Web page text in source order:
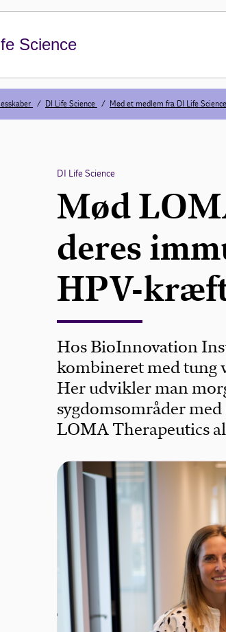
Science
DI Life Science Mød et medlem fra DI Life Science
DI Life Science
Mød
deres
HPV-
Hos BioInnovation
kombineret med tung
Her udvikler man
sygdomsområder
LOMA Therapeutics